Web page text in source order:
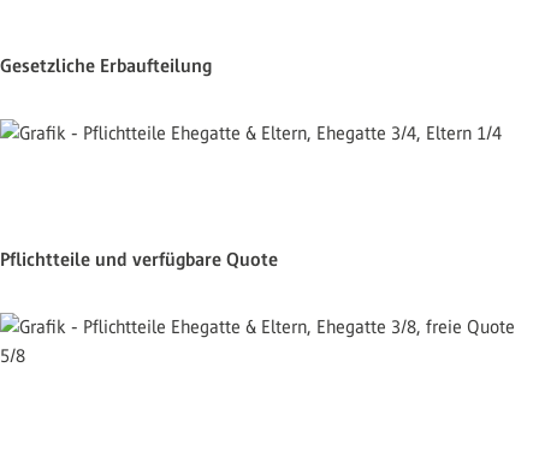
Gesetzliche Erbaufteilung
Pflichtteile und verfügbare Quote